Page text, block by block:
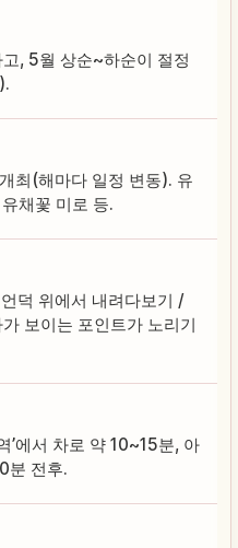
, 5월 상순~하순이 절정
최(해마다 일정 변동). 유
채꽃 미로 등.
덕 위에서 내려다보기 /
보이는 포인트가 노리기
’에서 차로 약 10~15분, 아
분 전후.